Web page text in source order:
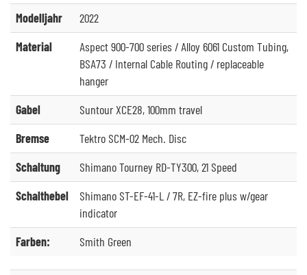
Modelljahr
2022
Material
Aspect 900-700 series / Alloy 6061 Custom Tubing,
BSA73 / Internal Cable Routing / replaceable
hanger
Gabel
Suntour XCE28, 100mm travel
Bremse
Tektro SCM-02 Mech. Disc
Schaltung
Shimano Tourney RD-TY300, 21 Speed
Schalthebel
Shimano ST-EF-41-L / 7R, EZ-fire plus w/gear
indicator
Farben:
Smith Green